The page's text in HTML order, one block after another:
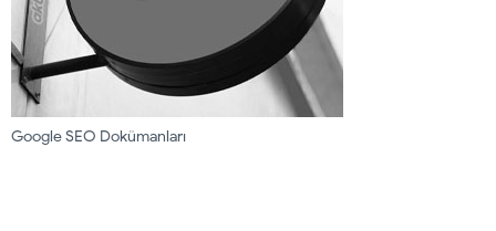
Google SEO Dokümanları